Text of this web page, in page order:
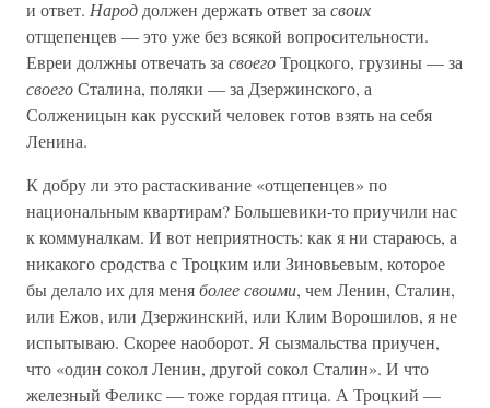
и ответ. Народ должен держать ответ за своих
отщепенцев — это уже без всякой вопросительности.
Евреи должны отвечать за своегоТроцкого, грузины — за
своегоСталина, поляки — за Дзержинского, а
Солженицын как русский человек готов взять на себя
Ленина.
К добру ли это растаскивание «отщепенцев» по
национальным квартирам? Большевики-то приучили нас
к коммуналкам. И вот неприятность: как я ни стараюсь, а
никакого сродства с Троцким или Зиновьевым, которое
бы делало их для меняболее своими, чем Ленин, Сталин,
или Ежов, или Дзержинский, или Клим Ворошилов, я не
испытываю. Скорее наоборот. Я сызмальства приучен,
что «один сокол Ленин, другой сокол Сталин». И что
железный Феликс — тоже гордая птица. А Троцкий —